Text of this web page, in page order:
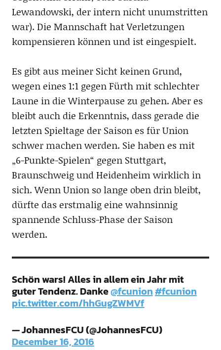
Lewandowski, der intern nicht unumstritten
war). Die Mannschaft hat Verletzungen
kompensieren können und ist eingespielt.
Es gibt aus meiner Sicht keinen Grund,
wegen eines 1:1 gegen Fürth mit schlechter
Laune in die Winterpause zu gehen. Aber es
bleibt auch die Erkenntnis, dass gerade die
letzten Spieltage der Saison es für Union
schwer machen werden. Sie haben es mit
„6-Punkte-Spielen“ gegen Stuttgart,
Braunschweig und Heidenheim wirklich in
sich. Wenn Union so lange oben drin bleibt,
dürfte das erstmalig eine wahnsinnig
spannende Schluss-Phase der Saison
werden.
Schön wars! Alles in allem ein Jahr mit
guter Tendenz. Danke@fcunion#fcunion
pic.twitter.com/hhGugZWMVf
— JohannesFCU (@JohannesFCU)
December 16, 2016